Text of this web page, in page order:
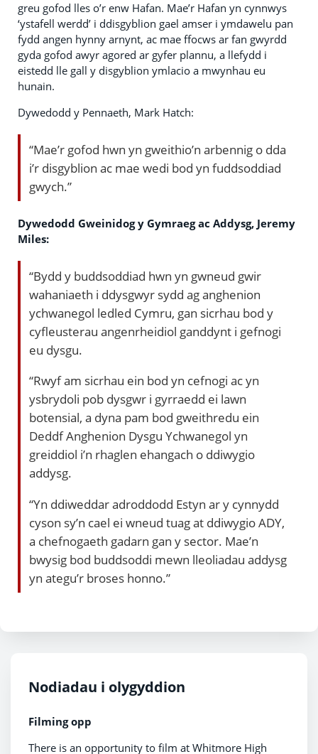
greu gofod lles o’r enw Hafan. Mae’r Hafan yn cynnwys
‘ystafell werdd’ i ddisgyblion gael amser i ymdawelu pan
fydd angen hynny arnynt, ac mae ffocws ar fan gwyrdd
gyda gofod awyr agored ar gyfer plannu, a llefydd i
eistedd lle gall y disgyblion ymlacio a mwynhau eu
hunain.
Dywedodd y Pennaeth, Mark Hatch:
“Mae’r gofod hwn yn gweithio’n arbennig o dda
i’r disgyblion ac mae wedi bod yn fuddsoddiad
gwych.”
Dywedodd Gweinidog y Gymraeg ac Addysg, Jeremy
Miles:
“Bydd y buddsoddiad hwn yn gwneud gwir
wahaniaeth i ddysgwyr sydd ag anghenion
ychwanegol ledled Cymru, gan sicrhau bod y
cyfleusterau angenrheidiol ganddynt i gefnogi
eu dysgu.
“Rwyf am sicrhau ein bod yn cefnogi ac yn
ysbrydoli pob dysgwr i gyrraedd ei lawn
botensial, a dyna pam bod gweithredu ein
Deddf Anghenion Dysgu Ychwanegol yn
greiddiol i’n rhaglen ehangach o ddiwygio
addysg.
“Yn ddiweddar adroddodd Estyn ar y cynnydd
cyson sy’n cael ei wneud tuag at ddiwygio ADY,
a chefnogaeth gadarn gan y sector. Mae’n
bwysig bod buddsoddi mewn lleoliadau addysg
yn ategu’r broses honno.”
Nodiadau i olygyddion
Filming opp
There is an opportunity to film at Whitmore High